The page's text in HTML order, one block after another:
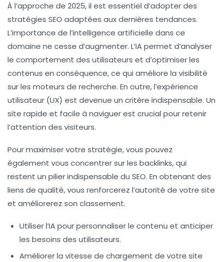
À l’approche de 2025, il est essentiel d’adopter des
stratégies SEO adaptées aux dernières tendances.
L’importance de l’intelligence artificielle dans ce
domaine ne cesse d’augmenter. L’IA permet d’analyser
le comportement des utilisateurs et d’optimiser les
contenus en conséquence, ce qui améliore la visibilité
sur les moteurs de recherche. En outre, l’expérience
utilisateur (UX) est devenue un critère indispensable. Un
site rapide et facile à naviguer est crucial pour retenir
l’attention des visiteurs.
Pour maximiser votre stratégie, vous pouvez
également vous concentrer sur les backlinks, qui
restent un pilier indispensable du SEO. En obtenant des
liens de qualité, vous renforcerez l’autorité de votre site
et améliorerez son classement.
Utiliser l’IA pour personnaliser le contenu et anticiper
les besoins des utilisateurs.
Améliorer la vitesse de chargement de votre site